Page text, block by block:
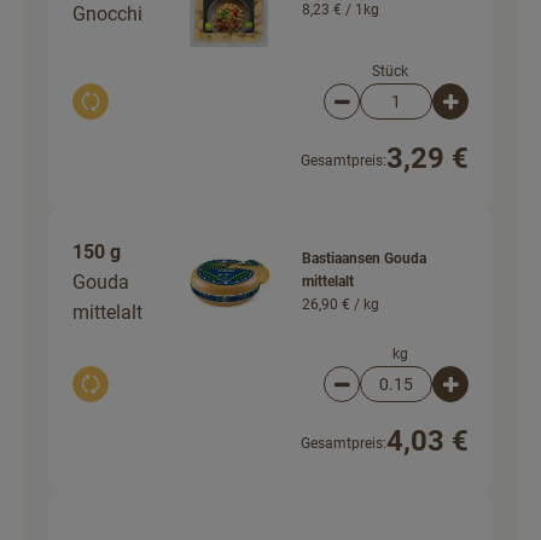
Gnocchi
Auswahl ändern
8,23 € / 1kg
Stück
Artikelanzahl
Gesamtpreis:3,29 €
150 g
Gouda
mittelalt
Auswahl ändern
Bastiaansen Gouda
mittelalt
26,90 € / kg
kg
Artikelanzahl
Gesamtpreis:4,03 €